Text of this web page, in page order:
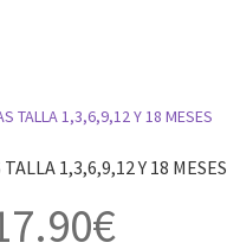
1,3,6,9,12 Y 18 MESES
€